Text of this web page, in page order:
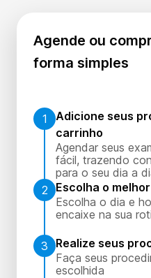
Agende ou
forma simples
1
Adicione seus
carrinho
Agendar seus
fácil, trazendo
para o seu dia a
2
Escolha o
Escolha o dia e
encaixe na sua
3
Realize seus
Faça seus
escolhida